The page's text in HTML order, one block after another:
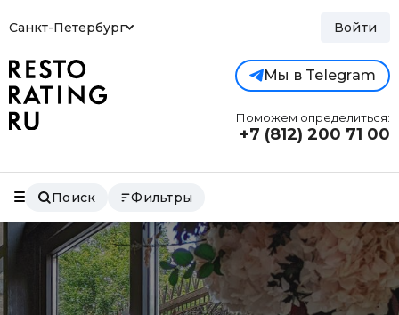
Санкт-Петербург Войти
Мы в Telegram
Поможем определиться:
+7 (812) 200 71 00
Поиск Фильтры